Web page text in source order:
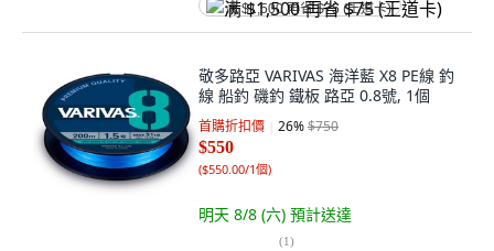
满 $1,500 再省 $75 (王道卡)
敬多路亞 VARIVAS 海洋藍 X8 PE線 釣
線 船釣 磯釣 鐵板 路亞 0.8號, 1個
首購折扣價 26%$750
$550
($550.00/1個)
明天 8/8 (六) 預計送達
(1)